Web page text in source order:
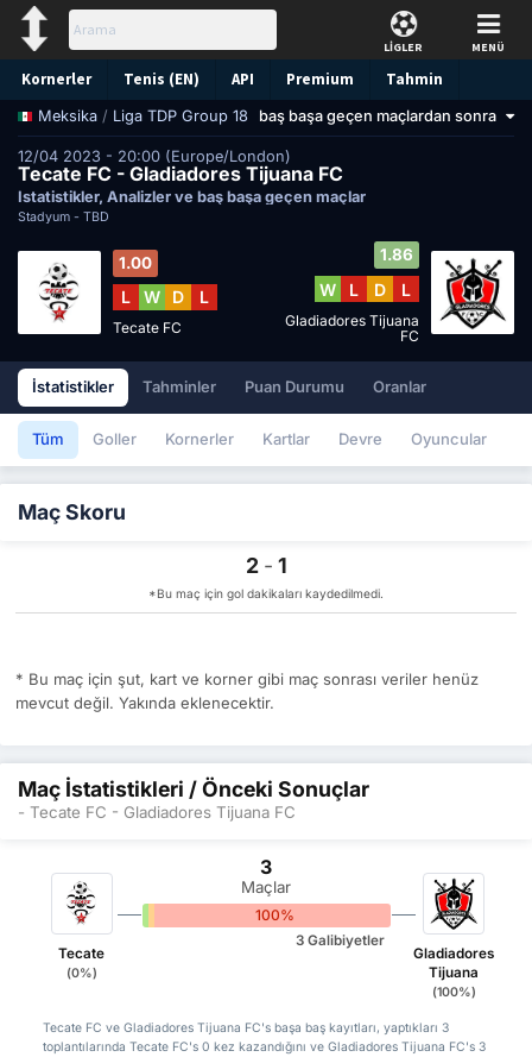
LİGLER MENÜ
Kornerler Tenis (EN) API Premium Tahmin
Meksika / Liga TDP Group 18 baş başa geçen maçlardan sonra
12/04 2023 - 20:00 (Europe/London)
Tecate FC - Gladiadores Tijuana FC
İstatistikler, Analizler ve baş başa geçen maçlar
Stadyum - TBD
1.00
L W D L
Tecate FC
1.86
W L D L
Gladiadores Tijuana
FC
İstatistikler Tahminler Puan Durumu Oranlar
Tüm Goller Kornerler Kartlar Devre Oyuncular
Maç Skoru
2 - 1
*Bu maç için gol dakikaları kaydedilmedi.
* Bu maç için şut, kart ve korner gibi maç sonrası veriler henüz
mevcut değil. Yakında eklenecektir.
Maç İstatistikleri / Önceki Sonuçlar
- Tecate FC - Gladiadores Tijuana FC
Tecate
(0%)
3
Maçlar
100%
3 Galibiyetler
Gladiadores
Tijuana
(100%)
Tecate FC ve Gladiadores Tijuana FC's başa baş kayıtları, yaptıkları 3
toplantılarında Tecate FC's 0 kez kazandığını ve Gladiadores Tijuana FC's 3